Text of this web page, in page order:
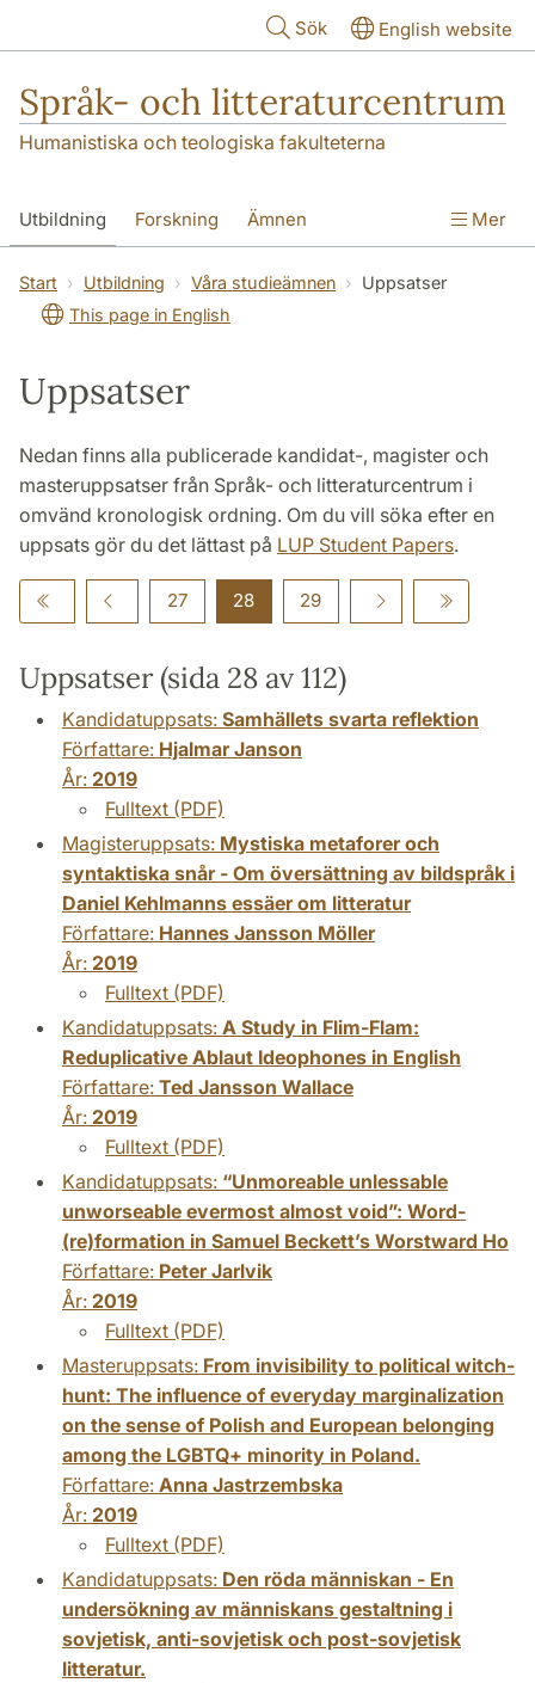
Sök English website
Språk- och litteraturcentrum
Humanistiska och teologiska fakulteterna
Utbildning Forskning Ämnen
SOL-husen Kontakt Institutionen
översättning till svenska
Mer
Start Utbildning Våra studieämnen
Uppsatser
This page in English
Uppsatser
Nedan finns alla publicerade kandidat-, magister och
masteruppsatser från Språk- och litteraturcentrum i
omvänd kronologisk ordning. Om du vill söka efter en
uppsats gör du det lättast på LUP Student Papers.
27 28 29
Uppsatser (sida 28 av 112)
Kandidatuppsats: Samhällets svarta reflektion
Författare: Hjalmar Janson
År: 2019
Fulltext (PDF)
Magisteruppsats: Mystiska metaforer och
syntaktiska snår - Om översättning av bildspråk i
Daniel Kehlmanns essäer om litteratur
Författare: Hannes Jansson Möller
År: 2019
Fulltext (PDF)
Kandidatuppsats: A Study in Flim-Flam:
Reduplicative Ablaut Ideophones in English
Författare: Ted Jansson Wallace
År: 2019
Fulltext (PDF)
Kandidatuppsats: “Unmoreable unlessable
unworseable evermost almost void”: Word-
(re)formation in Samuel Beckett’s Worstward Ho
Författare: Peter Jarlvik
År: 2019
Fulltext (PDF)
Masteruppsats: From invisibility to political witch-
hunt: The influence of everyday marginalization
on the sense of Polish and European belonging
among the LGBTQ+ minority in Poland.
Författare: Anna Jastrzembska
År: 2019
Fulltext (PDF)
Kandidatuppsats: Den röda människan - En
undersökning av människans gestaltning i
sovjetisk, anti-sovjetisk och post-sovjetisk
litteratur.